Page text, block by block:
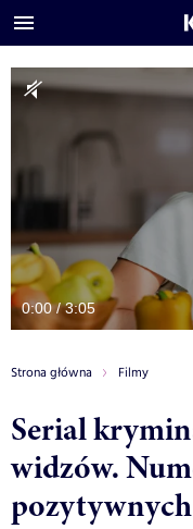
0:00 / 3:05
Strona główna Filmy
Serial
widzów.